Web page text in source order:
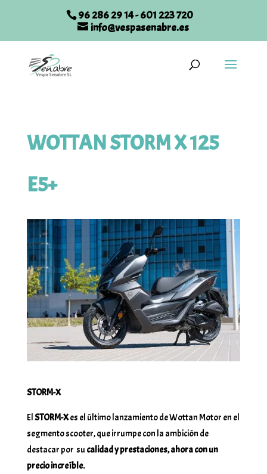
96 286 29 14-601 223 720
info@vespasenabre.es
WOTTAN STORM X 125
E5+
STORM-X
ElSTORM-Xes el último lanzamiento de Wottan Motor en el
segmento scooter, que irrumpe con la ambición de
destacar por su calidad y prestaciones, ahora con un
precio increíble.